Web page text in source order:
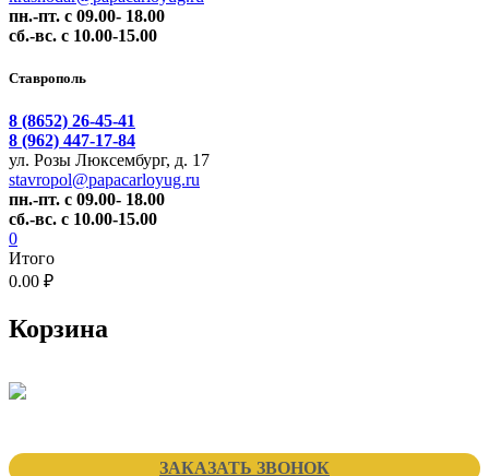
пн.-пт. с 09.00- 18.00
сб.-вс. с 10.00-15.00
Ставрополь
8 (8652) 26-45-41
8 (962) 447-17-84
ул. Розы Люксембург, д. 17
stavropol@papacarloyug.ru
пн.-пт. с 09.00- 18.00
сб.-вс. с 10.00-15.00
0
Итого
0.00 ₽
Корзина
ЗАКАЗАТЬ ЗВОНОК